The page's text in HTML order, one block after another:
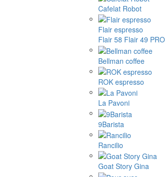
Cafelat Robot
Flair espresso
Flair 58 Flair 49 PRO
Bellman coffee
ROK espresso
La Pavoni
9Barista
Rancilio
Goat Story Gina